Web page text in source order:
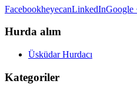
FacebookheyecanLinkedInGoogle
Hurda alım
Üsküdar Hurdacı
Kategoriler